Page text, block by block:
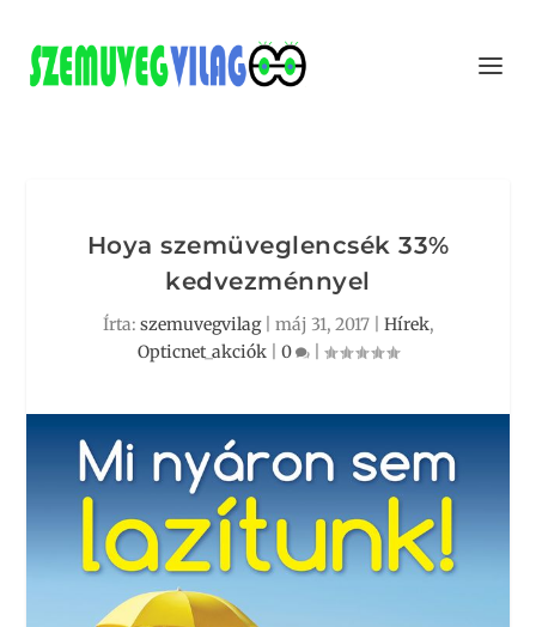
Hoya szemüveglencsék 33%
kedvezménnyel
Írta: szemuvegvilag| máj 31, 2017| Hírek,
Opticnet_akciók
0